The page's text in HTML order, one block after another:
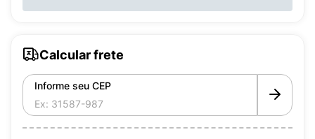
Calcular frete
Informe seu CEP